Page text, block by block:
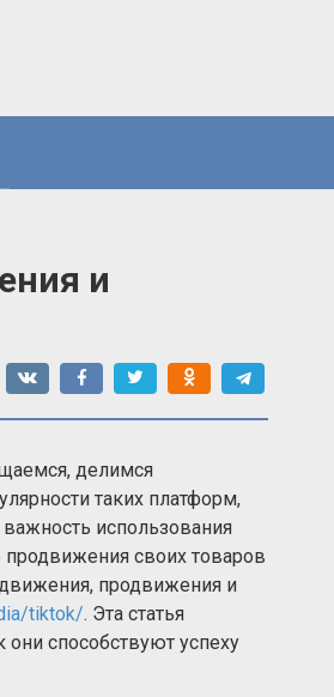
и
делимся
таких платформ,
использования
своих товаров
продвижения и
tiktok/. Эта статья
они способствуют успеху